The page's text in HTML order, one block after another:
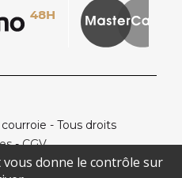
- Tous droits
-CGV
vous donne le contrôle sur